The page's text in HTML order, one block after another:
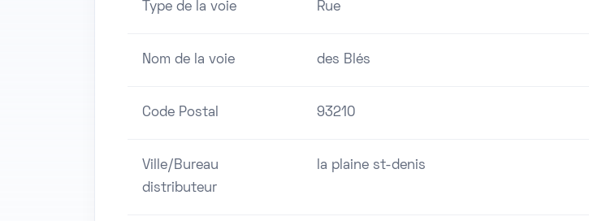
Type de la voie Rue
Nom de la voie des Blés
Code Postal 93210
Ville/Bureau
distributeur
la plaine st-denis